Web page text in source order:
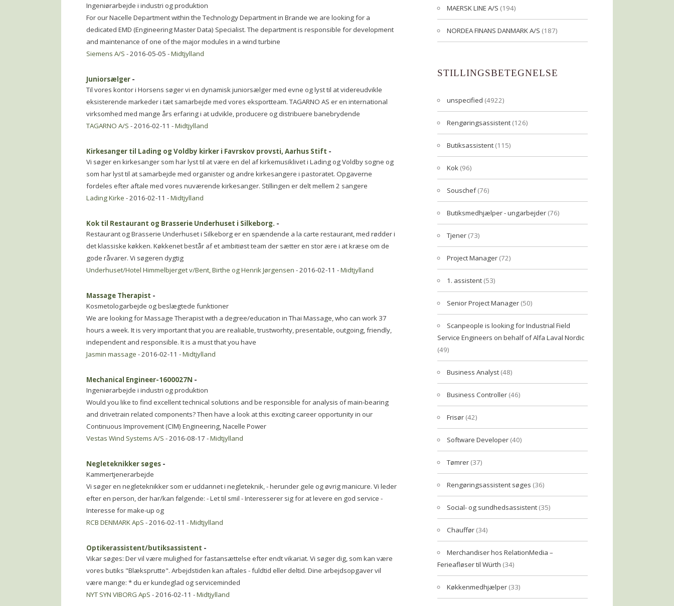
Ingeniørarbejde i industri og produktion
For our Nacelle Department within the Technology Department in Brande we are looking for a
dedicated EMD (Engineering Master Data) Specialist. The department is responsible for development
and maintenance of one of the major modules in a wind turbine
Siemens A/S - 2016-05-05 -Midtjylland
Juniorsælger -
Til vores kontor i Horsens søger vi en dynamisk juniorsælger med evne og lyst til at videreudvikle
eksisterende markeder i tæt samarbejde med vores eksportteam. TAGARNO AS er en international
virksomhed med mange års erfaring i at udvikle, producere og distribuere banebrydende
TAGARNO A/S - 2016-02-11 -Midtjylland
Kirkesanger til Lading og Voldby kirker i Favrskov provsti, Aarhus Stift -
Vi søger en kirkesanger som har lyst til at være en del af kirkemusiklivet i Lading og Voldby sogne og
som har lyst til at samarbejde med organister og andre kirkesangere i pastoratet. Opgaverne
fordeles efter aftale med vores nuværende kirkesanger. Stillingen er delt mellem 2 sangere
Lading Kirke - 2016-02-11 -Midtjylland
Kok til Restaurant og Brasserie Underhuset i Silkeborg. -
Restaurant og Brasserie Underhuset i Silkeborg er en spændende a la carte restaurant, med rødder i
det klassiske køkken. Køkkenet består af et ambitiøst team der sætter en stor ære i at kræse om de
gode råvarer. Vi søgeren dygtig
Underhuset/Hotel Himmelbjerget v/Bent, Birthe og Henrik Jørgensen - 2016-02-11 -Midtjylland
Massage Therapist -
Kosmetologarbejde og beslægtede funktioner
We are looking for Massage Therapist with a degree/education in Thai Massage, who can work 37
hours a week. It is very important that you are realiable, trustworhty, presentable, outgoing, friendly,
independent and responsible. It is a must that you have
Jasmin massage - 2016-02-11 -Midtjylland
Mechanical Engineer-1600027N -
Ingeniørarbejde i industri og produktion
Would you like to find excellent technical solutions and be responsible for analysis of main-bearing
and drivetrain related components? Then have a look at this exciting career opportunity in our
Continuous Improvement (CIM) Engineering, Nacelle Power
Vestas Wind Systems A/S - 2016-08-17 -Midtjylland
Negleteknikker søges -
Kammertjenerarbejde
Vi søger en negleteknikker som er uddannet i negleteknik, - herunder gele og øvrig manicure. Vi leder
efter en person, der har/kan følgende: - Let til smil - Interesserer sig for at levere en god service -
Interesse for make-up og
RCB DENMARK ApS - 2016-02-11 -Midtjylland
Optikerassistent/butiksassistent -
Vikar søges: Der vil være mulighed for fastansættelse efter endt vikariat. Vi søger dig, som kan være
vores butiks "Blæksprutte". Arbejdstiden kan aftales - fuldtid eller deltid. Dine arbejdsopgaver vil
være mange: * du er kundeglad og serviceminded
NYT SYN VIBORG ApS - 2016-02-11 -Midtjylland
MAERSK LINE A/S (194)
NORDEA FINANS DANMARK A/S (187)
STILLINGSBETEGNELSE
unspecified (4922)
Rengøringsassistent (126)
Butiksassistent (115)
Kok (96)
Souschef(76)
Butiksmedhjælper - ungarbejder (76)
Tjener (73)
Project Manager (72)
1. assistent (53)
Senior Project Manager (50)
Scanpeople is looking for Industrial Field
Service Engineers on behalf of Alfa Laval Nordic
(49)
Business Analyst (48)
Business Controller (46)
Frisør (42)
Software Developer (40)
Tømrer (37)
Rengøringsassistent søges (36)
Social- og sundhedsassistent (35)
Chauffør (34)
Merchandiser hos RelationMedia –
Ferieafløser til Würth (34)
Køkkenmedhjælper (33)